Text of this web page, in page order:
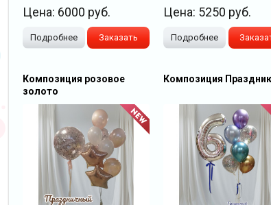
Цена: 6000 руб.
Подробнее Заказать
Цена: 5250 руб.
Подробнее
Композиция розовое
золото
Композиция Праздник